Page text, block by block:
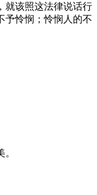
就该照这法律说话行
予怜悯；怜悯人的不